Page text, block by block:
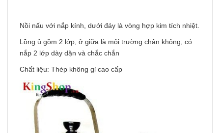
Nồi nấu với nắp kính, dưới đáy là vòng hợp kim tích nhiệt.
Lồng ủ gồm 2 lớp, ở giữa là môi trường chân không; có
nắp 2 lớp dày dặn và chắc chắn
Chất liệu: Thép không gỉ cao cấp